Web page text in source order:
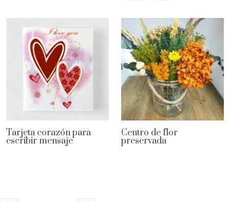
Tarjeta corazón para
escribir mensaje
Centro de flor
preservada